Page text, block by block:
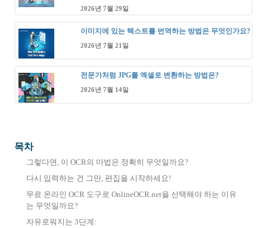
2026년 7월 29일
이미지에 있는 텍스트를 번역하는 방법은 무엇인가요?
2026년 7월 21일
전문가처럼 JPG를 엑셀로 변환하는 방법은?
2026년 7월 14일
목차
그렇다면, 이 OCR의 마법은 정확히 무엇일까요?
다시 입력하는 건 그만, 편집을 시작하세요!
무료 온라인 OCR 도구로 OnlineOCR.net을 선택해야 하는 이유
는 무엇일까요?
자유로워지는 3단계: